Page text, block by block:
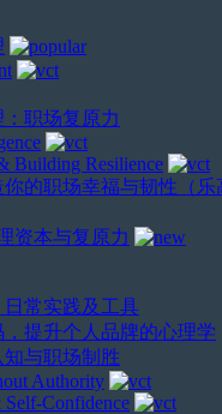
职场复原力
Building Resilience
的职场幸福与韧性（乐
资本与复原力
常实践及工具
提升个人品牌的心理学
与职场制胜
Authority
Self-Confidence